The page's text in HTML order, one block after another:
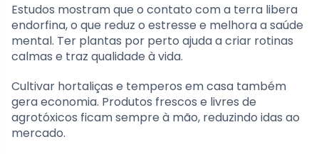
Estudos mostram que o contato com a terra libera
endorfina, o que reduz o estresse e melhora a saúde
mental. Ter plantas por perto ajuda a criar rotinas
calmas e traz qualidade à vida.
Cultivar hortaliças e temperos em casa também
gera economia. Produtos frescos e livres de
agrotóxicos ficam sempre à mão, reduzindo idas ao
mercado.